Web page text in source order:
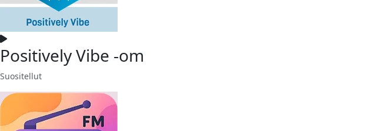
Positively Vibe -om
Suositellut